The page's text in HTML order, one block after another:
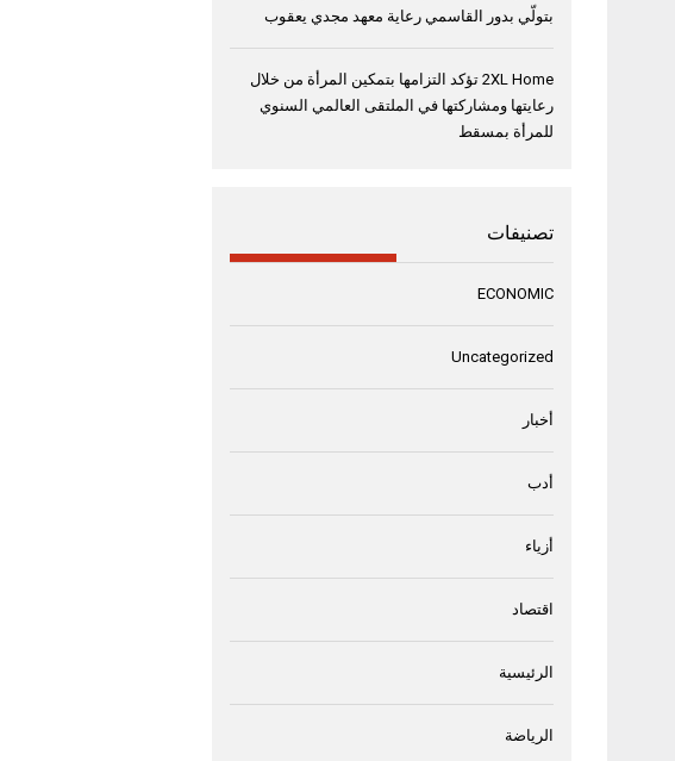
بتولّي بدور القاسمي رعاية معهد مجدي يعقوب
2XL Home تؤكد التزامها بتمكين المرأة من خلال
رعايتها ومشاركتها في الملتقى العالمي السنوي
للمرأة بمسقط
تصنيفات
ECONOMIC
Uncategorized
أخبار
أدب
أزياء
اقتصاد
الرئيسية
الرياضة